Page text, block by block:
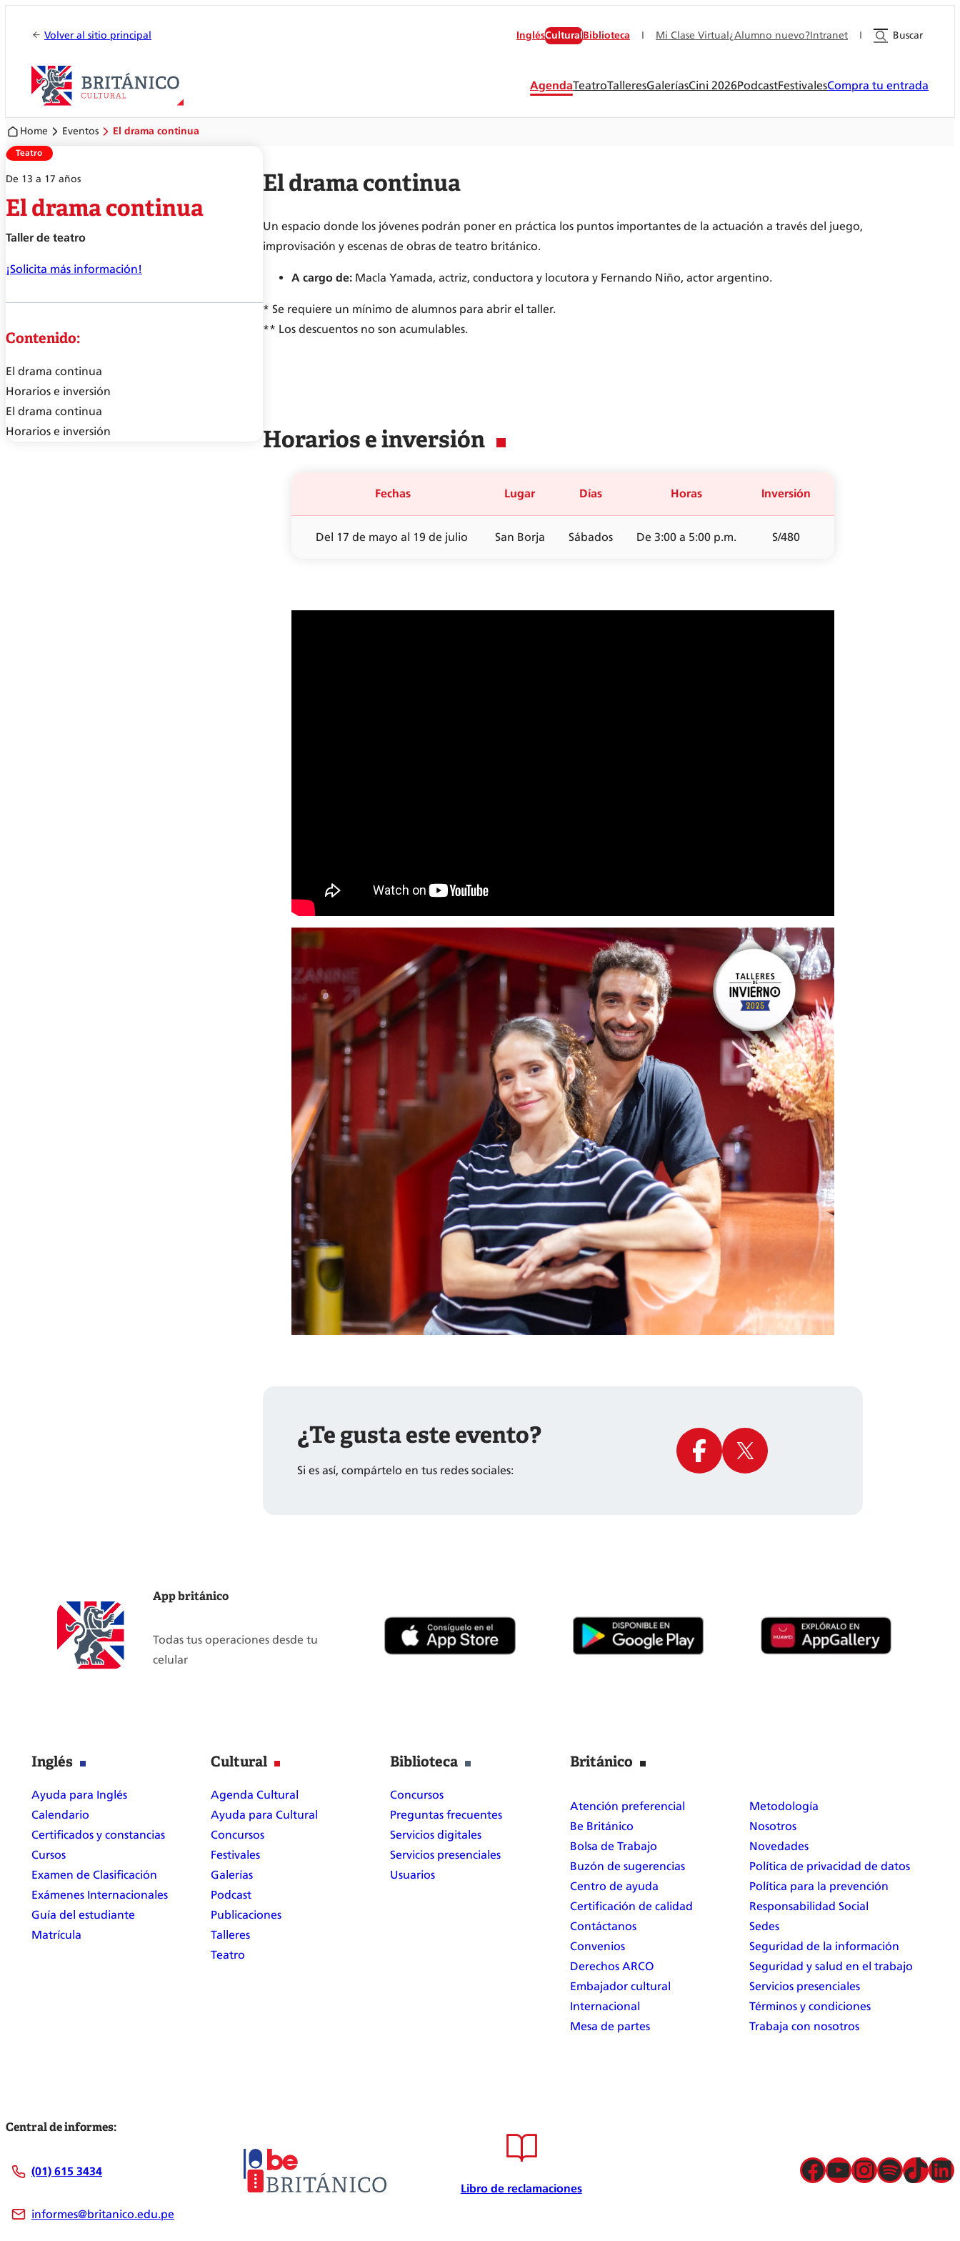
Volver al sitio principal InglésCulturalBiblioteca I Mi Clase Virtual¿Alumno nuevo?Intranet I Buscar
AgendaTeatroTalleresGaleríasCini 2026PodcastFestivalesCompra tu entrada
Home Eventos El drama continua
Teatro
De 13 a 17 años
El drama continua
Taller de teatro
¡Solicita más información!
Contenido:
El drama continua
Horarios e inversión
El drama continua
Horarios e inversión
El drama continua
Un espacio donde los jóvenes podrán poner en práctica los puntos importantes de la actuación a través del juego,
improvisación y escenas de obras de teatro británico.
A cargo de: Macla Yamada, actriz, conductora y locutora y Fernando Niño, actor argentino.
* Se requiere un mínimo de alumnos para abrir el taller.
** Los descuentos no son acumulables.
Horarios e inversión
Fechas Lugar Días Horas Inversión
Del 17 de mayo al 19 de julio San Borja Sábados De 3:00 a 5:00 p.m. S/480
¿Te gusta este evento?
Si es así, compártelo en tus redes sociales:
App británico
Todas tus operaciones desde tu
celular
Inglés
Ayuda para Inglés
Calendario
Certificados y constancias
Cursos
Examen de Clasificación
Exámenes Internacionales
Guía del estudiante
Matrícula
Cultural
Agenda Cultural
Ayuda para Cultural
Concursos
Festivales
Galerías
Podcast
Publicaciones
Talleres
Teatro
Biblioteca
Concursos
Preguntas frecuentes
Servicios digitales
Servicios presenciales
Usuarios
Británico
Atención preferencial
Be Británico
Bolsa de Trabajo
Buzón de sugerencias
Centro de ayuda
Certificación de calidad
Contáctanos
Convenios
Derechos ARCO
Embajador cultural
Internacional
Mesa de partes
Metodología
Nosotros
Novedades
Política de privacidad de datos
Política para la prevención
Responsabilidad Social
Sedes
Seguridad de la información
Seguridad y salud en el trabajo
Servicios presenciales
Términos y condiciones
Trabaja con nosotros
Central de informes:
(01) 615 3434
informes@britanico.edu.pe
Libro de reclamaciones
Facebook YouTube InstagramSpotify TikTok LinkedIn